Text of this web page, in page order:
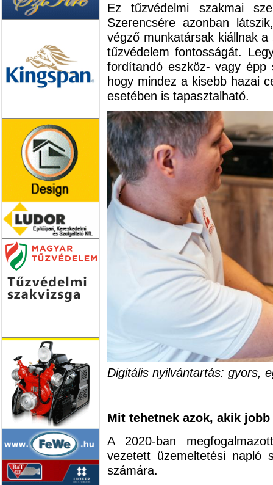
Ez tűzvédelmi szakmai
Szerencsére azonban
végző munkatársak kiállnak
tűzvédelem fontosságát.
fordítandó eszköz- vagy épp
hogy mindez a kisebb hazai
esetében is tapasztalható.
Digitális nyilvántartás: gyors,
Mit tehetnek azok, akik
A 2020-ban
vezetett üzemeltetési napló
számára.